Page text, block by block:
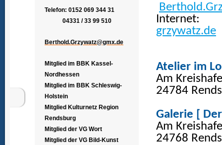
Telefon: 0152 069 344 31
04331 / 33 99 510
Berthold.Grzywatz@gmx.de
Mitglied im BBK Kassel-
Nordhessen
Mitglied im BBK Schleswig-
Holstein
Mitglied Kulturnetz Region
Rendsburg
Mitglied der VG Wort
Mitglied der VG Bild-Kunst
Internet:
grzywatz.de
Atelier im
Am
24784
Galerie [
Am
24768